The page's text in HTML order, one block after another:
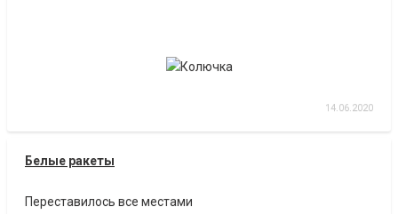
14.06.2020
Белые ракеты
Переставилось все местами